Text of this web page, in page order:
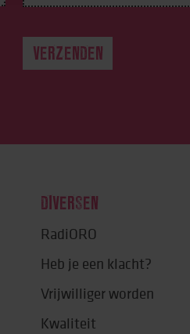
DIVERSEN
RadiORO
Heb je een klacht?
Vrijwilliger worden
Kwaliteit